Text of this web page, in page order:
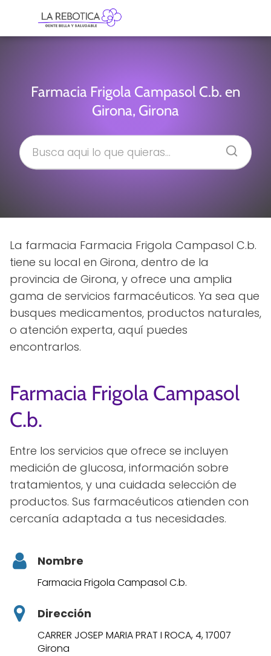
Farmacia Frigola Campasol C.b. en
Girona, Girona
La farmacia Farmacia Frigola Campasol C.b.
tiene su local en Girona, dentro de la
provincia de Girona, y ofrece una amplia
gama de servicios farmacéuticos. Ya sea que
busques medicamentos, productos naturales,
o atención experta, aquí puedes
encontrarlos.
Farmacia Frigola Campasol
C.b.
Entre los servicios que ofrece se incluyen
medición de glucosa, información sobre
tratamientos, y una cuidada selección de
productos. Sus farmacéuticos atienden con
cercanía adaptada a tus necesidades.
Nombre
Farmacia Frigola Campasol C.b.
Dirección
CARRER JOSEP MARIA PRAT I ROCA, 4, 17007
Girona